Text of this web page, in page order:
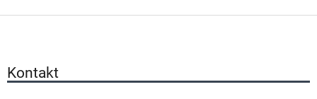
5
5
Kontakt